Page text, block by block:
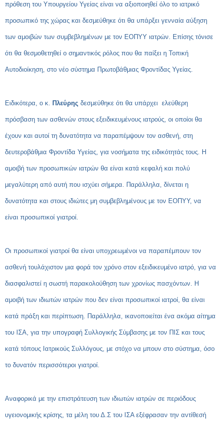
πρόθεση του Υπουργείου Υγείας είναι να αξιοποιηθεί όλο το ιατρικό
προσωπικό της χώρας και δεσμεύθηκε ότι θα υπάρξει γενναία αύξηση
των αμοιβών των συμβεβλημένων με τον ΕΟΠΥΥ ιατρών. Επίσης τόνισε
ότι θα θεσμοθετηθεί ο σημαντικός ρόλος που θα παίξει η Τοπική
Αυτοδιοίκηση, στο νέο σύστημα Πρωτοβάθμιας Φροντίδας Υγείας.
Ειδικότερα, ο κ. Πλεύρης δεσμεύθηκε ότι θα υπάρχει ελεύθερη
πρόσβαση των ασθενών στους εξειδικευμένους ιατρούς, οι οποίοι θα
έχουν και αυτοί τη δυνατότητα να παραπέμψουν τον ασθενή, στη
δευτεροβάθμια Φροντίδα Υγείας, για νοσήματα της ειδικότητάς τους. Η
αμοιβή των προσωπικών ιατρών θα είναι κατά κεφαλή και πολύ
μεγαλύτερη από αυτή που ισχύει σήμερα. Παράλληλα, δίνεται η
δυνατότητα και στους ιδιώτες μη συμβεβλημένους με τον ΕΟΠΥΥ, να
είναι προσωπικοί γιατροί.
Οι προσωπικοί γιατροί θα είναι υποχρεωμένοι να παραπέμπουν τον
ασθενή τουλάχιστον μια φορά τον χρόνο στον εξειδικευμένο ιατρό, για να
διασφαλιστεί η σωστή παρακολούθηση των χρονίως πασχόντων. Η
αμοιβή των ιδιωτών ιατρών που δεν είναι προσωπικοί ιατροί, θα είναι
κατά πράξη και περίπτωση. Παράλληλα, ικανοποιείται ένα ακόμα αίτημα
του ΙΣΑ, για την υπογραφή Συλλογικής Σύμβασης με τον ΠΙΣ και τους
κατά τόπους Ιατρικούς Συλλόγους, με στόχο να μπουν στο σύστημα, όσο
το δυνατόν περισσότεροι γιατροί.
Αναφορικά με την επιστράτευση των ιδιωτών ιατρών σε περιόδους
υγειονομικής κρίσης, τα μέλη του Δ.Σ του ΙΣΑ εξέφρασαν την αντίθεσή